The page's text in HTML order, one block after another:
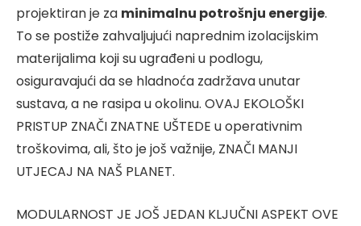
projektiran je za minimalnu potrošnju energije.
To se postiže zahvaljujući naprednim izolacijskim
materijalima koji su ugrađeni u podlogu,
osiguravajući da se hladnoća zadržava unutar
sustava, a ne rasipa u okolinu. OVAJ EKOLOŠKI
PRISTUP ZNAČI ZNATNE UŠTEDE u operativnim
troškovima, ali, što je još važnije, ZNAČI MANJI
UTJECAJ NA NAŠ PLANET.
MODULARNOST JE JOŠ JEDAN KLJUČNI ASPEKT OVE